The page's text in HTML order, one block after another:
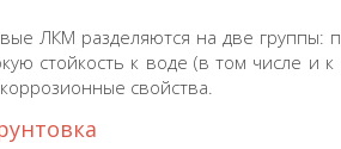
ЛКМ разделяются на две
стойкость к воде (в том числе и
свойства.